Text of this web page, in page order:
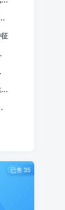
记的“框架+口诀”体系
题框架
模板
🌾 农行面试最加分的“三农”表达体系
提前布局
已售 35